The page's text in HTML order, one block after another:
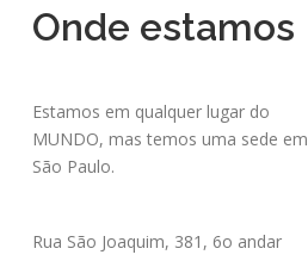
Onde estamos
Estamos em qualquer lugar do
MUNDO, mas temos uma sede em
São Paulo.
Rua São Joaquim, 381, 6o andar